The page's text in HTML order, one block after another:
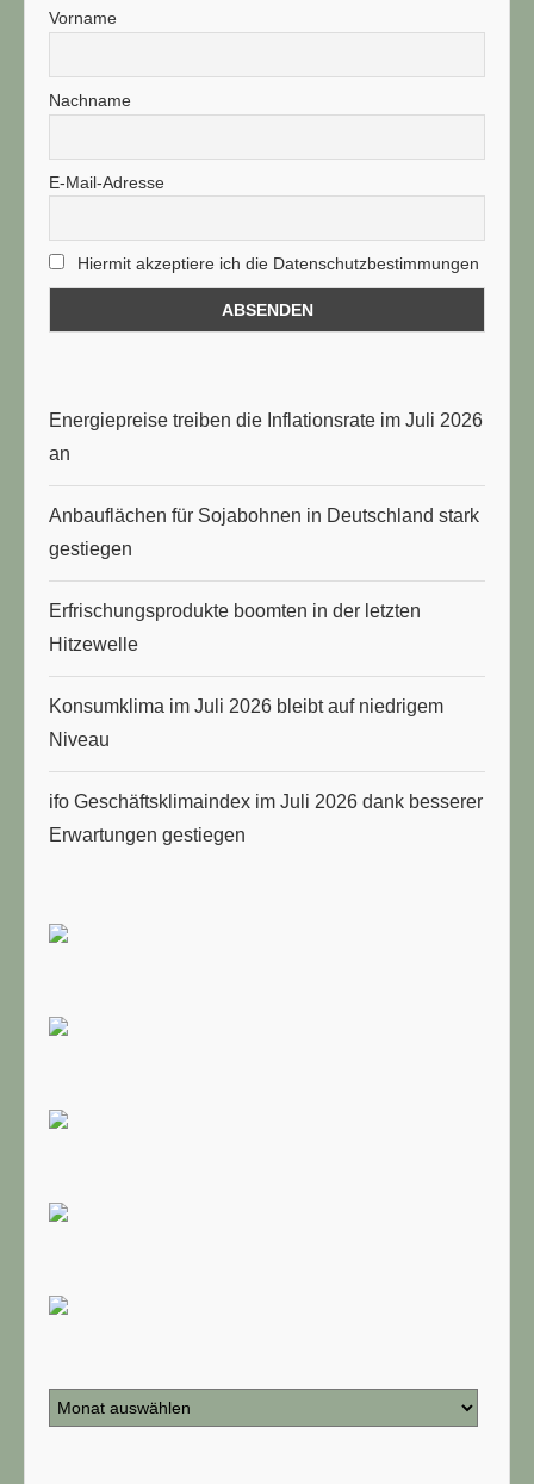
Vorname
Nachname
E-Mail-Adresse
Hiermit akzeptiere ich die Datenschutzbestimmungen
Energiepreise treiben die Inflationsrate im Juli 2026
an
Anbauflächen für Sojabohnen in Deutschland stark
gestiegen
Erfrischungsprodukte boomten in der letzten
Hitzewelle
Konsumklima im Juli 2026 bleibt auf niedrigem
Niveau
ifo Geschäftsklimaindex im Juli 2026 dank besserer
Erwartungen gestiegen